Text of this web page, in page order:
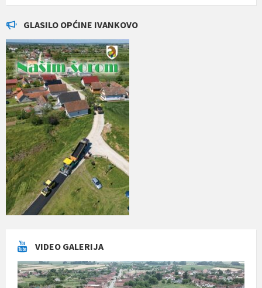
GLASILO OPĆINE IVANKOVO
VIDEO GALERIJA